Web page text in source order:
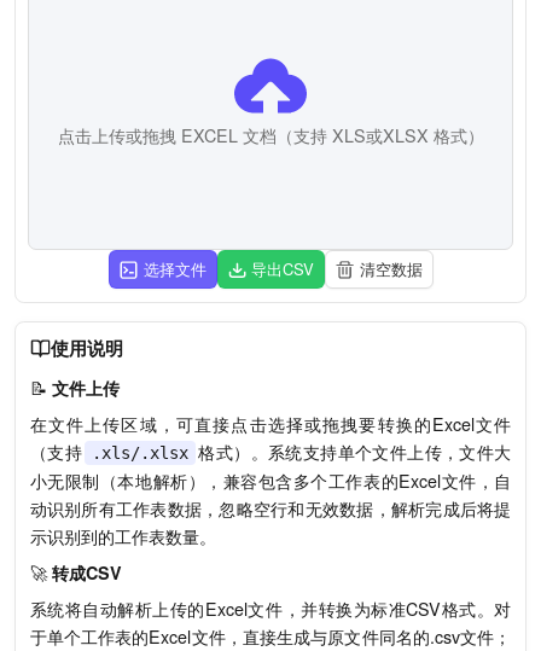
点击上传或拖拽 EXCEL 文档（支持 XLS或XLSX 格式）
选择文件 导出CSV 清空数据
使用说明
📝 文件上传
在文件上传区域，可直接点击选择或拖拽要转换的Excel文件
（支持
.xls/.xlsx 格式）。系统支持单个文件上传，文件大
小无限制（本地解析），兼容包含多个工作表的Excel文件，自
动识别所有工作表数据，忽略空行和无效数据，解析完成后将提
示识别到的工作表数量。
🚀转成CSV
系统将自动解析上传的Excel文件，并转换为标准CSV格式。对
于单个工作表的Excel文件，直接生成与原文件同名的.csv文件；